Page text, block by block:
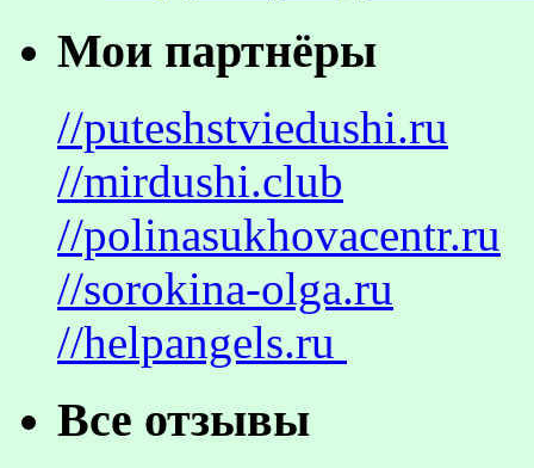
Мои партнёры
//puteshstviedushi.ru
//mirdushi.club
//polinasukhovacentr.ru
//sorokina-olga.ru
//helpangels.ru
Все отзывы